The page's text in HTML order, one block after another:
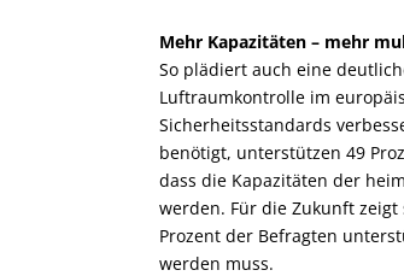
Mehr Kapazitäten – mehr
So plädiert auch eine
Luftraumkontrolle im
Sicherheitsstandards
benötigt, unterstützen 49
dass die Kapazitäten der
werden. Für die Zukunft
Prozent der Befragten
werden muss.